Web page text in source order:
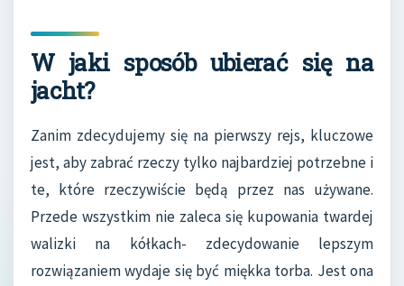
W jaki sposób ubierać się na
jacht?
Zanim zdecydujemy się na pierwszy rejs, kluczowe
jest, aby zabrać rzeczy tylko najbardziej potrzebne i
te, które rzeczywiście będą przez nas używane.
Przede wszystkim nie zaleca się kupowania twardej
walizki na kółkach- zdecydowanie lepszym
rozwiązaniem wydaje się być miękka torba. Jest ona